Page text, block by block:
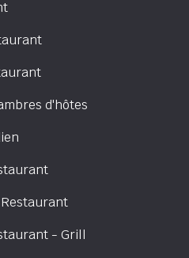
d'hôtes
Restaurant
- Grill